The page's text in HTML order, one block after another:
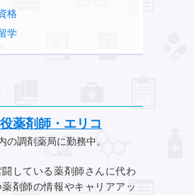
格
学
薬剤師・エリコ
の調剤薬局に勤務中。
している薬剤師さんに代わ
剤師の情報やキャリアアッ